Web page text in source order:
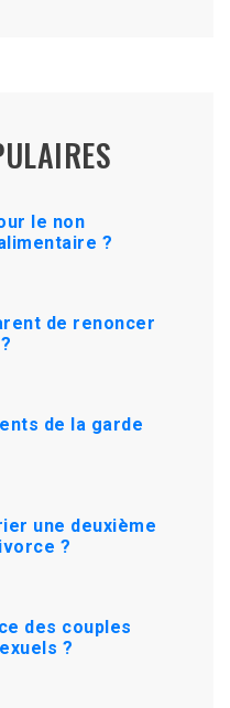
le non
?
de renoncer
de la garde
une deuxième
?
des couples
?